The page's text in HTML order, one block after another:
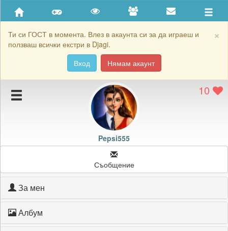
×
Ти си ГОСТ в момента. Влез в акаунта си за да играеш и
ползваш всички екстри в Djagi.
Вход
Нямам акаунт
Приятели
Хронология на игри
Подаръците на Pepsi555
Картичките на Pepsi555
10
Pepsi555
Съобщение
За мен
Албум